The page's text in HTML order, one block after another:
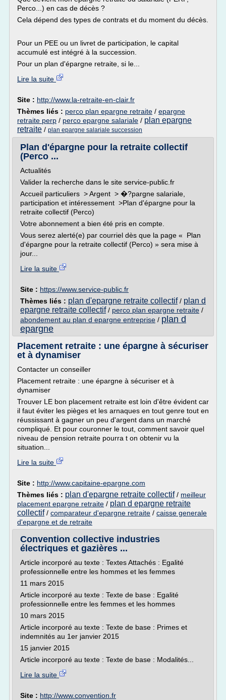
Perco...) en cas de décès ?
Cela dépend des types de contrats et du moment du décès.
Pour un PEE ou un livret de participation, le capital
accumulé est intégré à la succession.
Pour un plan d'épargne retraite, si le...
Lire la suite
Site : http://www.la-retraite-en-clair.fr
Thèmes liés : perco plan epargne retraite / epargne
retraite perp / perco epargne salariale / plan epargne
retraite / plan epargne salariale succession
Plan d'épargne pour la retraite collectif
(Perco ...
Actualités
Valider la recherche dans le site service-public.fr
Accueil particuliers > Argent > �?pargne salariale,
participation et intéressement >Plan d'épargne pour la
retraite collectif (Perco)
Votre abonnement a bien été pris en compte.
Vous serez alerté(e) par courriel dès que la page « Plan
d'épargne pour la retraite collectif (Perco) » sera mise à
jour...
Lire la suite
Site : https://www.service-public.fr
Thèmes liés : plan d'epargne retraite collectif/ plan d
epargne retraite collectif/ perco plan epargne retraite /
abondement au plan d epargne entreprise / plan d
epargne
Placement retraite : une épargne à sécuriser
et à dynamiser
Contacter un conseiller
Placement retraite : une épargne à sécuriser et à
dynamiser
Trouver LE bon placement retraite est loin d'être évident car
il faut éviter les pièges et les arnaques en tout genre tout en
réussissant à gagner un peu d'argent dans un marché
compliqué. Et pour couronner le tout, comment savoir quel
niveau de pension retraite pourra t on obtenir vu la
situation...
Lire la suite
Site : http://www.capitaine-epargne.com
Thèmes liés : plan d'epargne retraite collectif/ meilleur
placement epargne retraite / plan d epargne retraite
collectif/ comparateur d'epargne retraite / caisse generale
d'epargne et de retraite
Convention collective industries
électriques et gazières ...
Article incorporé au texte : Textes Attachés : Egalité
professionnelle entre les hommes et les femmes
11 mars 2015
Article incorporé au texte : Texte de base : Egalité
professionnelle entre les femmes et les hommes
10 mars 2015
Article incorporé au texte : Texte de base : Primes et
indemnités au 1er janvier 2015
15 janvier 2015
Article incorporé au texte : Texte de base : Modalités...
Lire la suite
Site : http://www.convention.fr